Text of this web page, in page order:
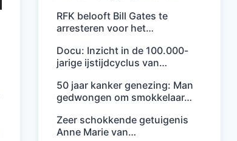
RFK belooft Bill Gates te
arresteren voor het…
Docu: Inzicht in de 100.000-
jarige ijstijdcyclus van…
50 jaar kanker genezing: Man
gedwongen om smokkelaar…
Zeer schokkende getuigenis
Anne Marie van…